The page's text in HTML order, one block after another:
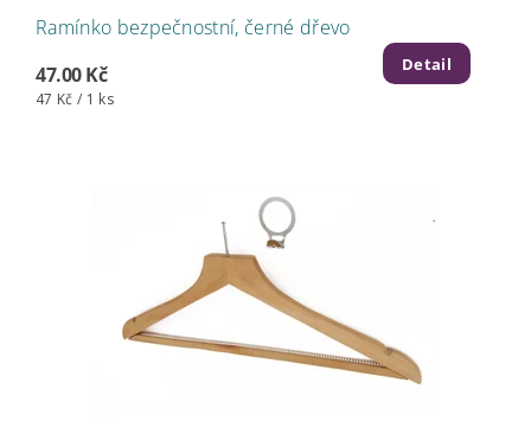
Ramínko bezpečnostní, černé dřevo
47.00 Kč
47 Kč / 1 ks
Detail